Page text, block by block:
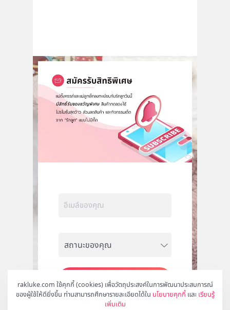
rakluke.com ใช้คุกกี้ (cookies) เพื่อวัตถุประสงค์ในการพัฒนาประสบการณ์
ของผู้ใช้ให้ดียิ่งขึ้น ท่านสามารถศึกษารายละเอียดได้ใน นโยบายคุกกี้ และ เรียนรู้
เพิ่มเติม
สมัคร